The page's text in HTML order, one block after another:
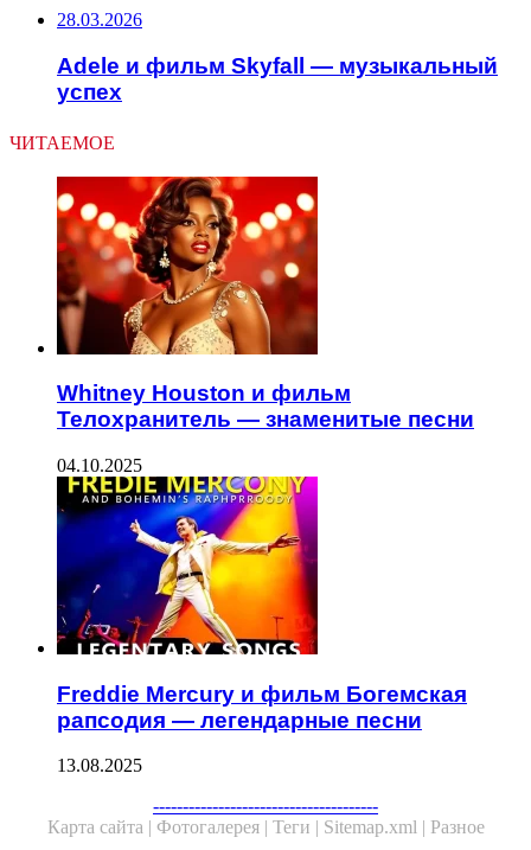
28.03.2026
Adele и фильм Skyfall — музыкальный
успех
ЧИТАЕМОЕ
Whitney Houston и фильм
Телохранитель — знаменитые песни
04.10.2025
Freddie Mercury и фильм Богемская
рапсодия — легендарные песни
13.08.2025
--------------------------------------
Карта сайта | Фотогалерея | Теги | Sitemap.xml | Разное